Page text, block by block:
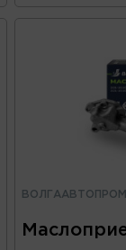
ВОЛГААВТОПРОМ